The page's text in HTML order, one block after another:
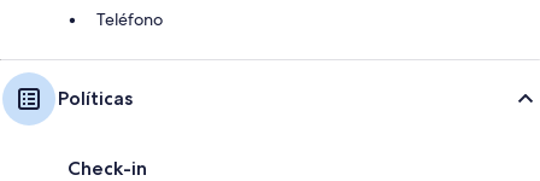
Teléfono
Políticas
Check-in